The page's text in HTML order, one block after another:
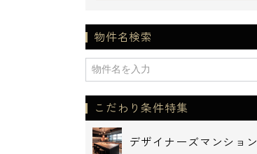
物件名検索
こだわり条件特集
デザイナーズマンション